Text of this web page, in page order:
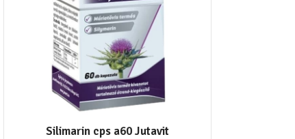
Silimarin cps a60 Jutavit